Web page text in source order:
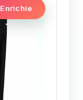
Enrichie